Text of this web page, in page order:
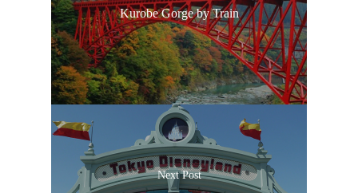
Kurobe Gorge by Train
Next Post